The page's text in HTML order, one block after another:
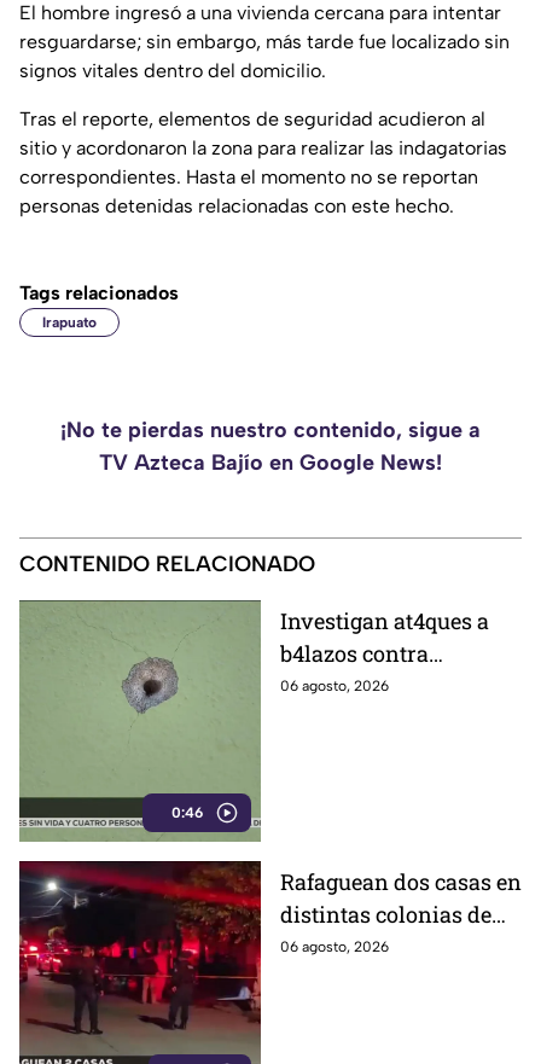
El hombre ingresó a una vivienda cercana para intentar
resguardarse; sin embargo, más tarde fue localizado sin
signos vitales dentro del domicilio.
Tras el reporte, elementos de seguridad acudieron al
sitio y acordonaron la zona para realizar las indagatorias
correspondientes. Hasta el momento no se reportan
personas detenidas relacionadas con este hecho.
Tags relacionados
Irapuato
¡No te pierdas nuestro contenido, sigue a
TV Azteca Bajío en Google News!
CONTENIDO RELACIONADO
0:46
Investigan at4ques a
b4lazos contra
distintos domicilios en
06 agosto, 2026
Rafaguean dos casas en
distintas colonias de
Celaya; esto fue lo que
06 agosto, 2026